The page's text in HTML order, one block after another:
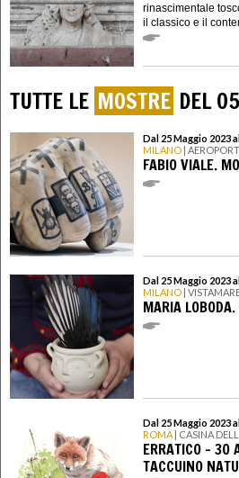
rinascimentale
il classico e il
TUTTE LE MOSTRE DEL
Dal 25 Maggio 2023
MILANO |
FABIO VIALE.
Dal 25 Maggio 2023
MILANO |
MARIA LOBODA.
Dal 25 Maggio 2023
ROMA | CASINA
ERRATICO – 30
TACCUINO